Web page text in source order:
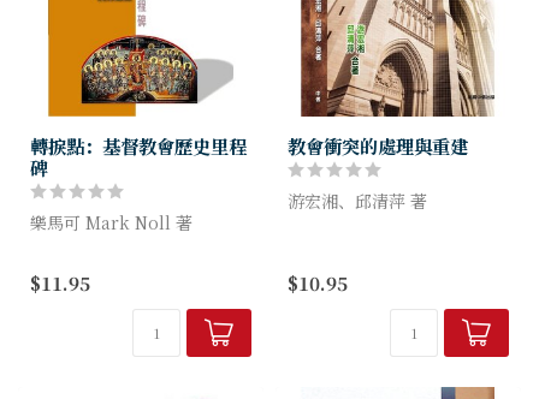
轉捩點：基督教會歷史里程
碑
樂馬可 Mark Noll 著
史中十二個決定性的時刻，同
時也表明一些將會被視為轉捩
點的二十世紀事件，是易讀又
引人的歷史書。
$11.95
教會衝突的處理與重建
游宏湘、邱清萍 著
另一角度來看，衝突有積極性
一面，能剌激個人及教會的成
長，關鍵在乎如何處理，這是
$10.95